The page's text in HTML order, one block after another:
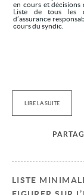
en cours et décisions
Liste de tous les
d’assurance
cours du syndic.
LIRE LA SUITE
LISTE